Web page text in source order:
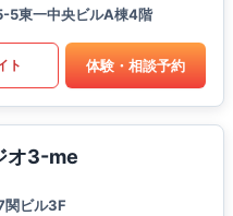
5東一中央ビルA棟4階
ト 体験・相談予約
オ3-me
関ビル3F